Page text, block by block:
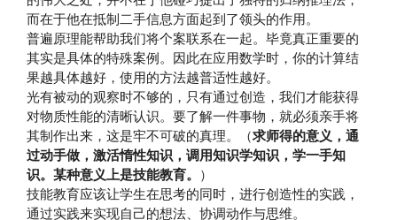
而在于他在抵制二手信息方面起到了领头的作用。
普遍原理能帮助我们将个案联系在一起。毕竟真正重要的
其实是具体的特殊案例。因此在应用数学时，你的计算结
果越具体越好，使用的方法越普适性越好。
光有被动的观察时不够的，只有通过创造，我们才能获得
对物质性能的清晰认识。要了解一件事物，就必须亲手将
其制作出来，这是牢不可破的真理。（求师得的意义，通
过动手做，激活惰性知识，调用知识学知识，学一手知
识。某种意义上是技能教育。 ）
技能教育应该让学生在思考的同时，进行创造性的实践，
通过实践来实现自己的想法、协调动作与思维。